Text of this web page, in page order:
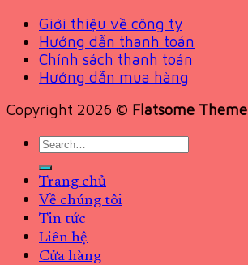
Giới thiệu về công ty
Hướng dẫn thanh toán
Chính sách thanh toán
Hướng dẫn mua hàng
Copyright 2026 © Flatsome Theme
Search
for:
Trang chủ
Về chúng tôi
Tin tức
Liên hệ
Cửa hàng